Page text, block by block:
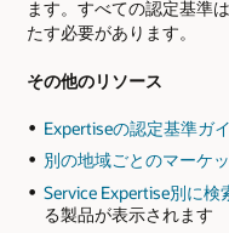
ます。すべての認定基準
たす必要があります。
その他のリソース
Expertiseの認定基準ガ
別の地域ごとのマーケ
Service Expertise別に検
る製品が表示されます